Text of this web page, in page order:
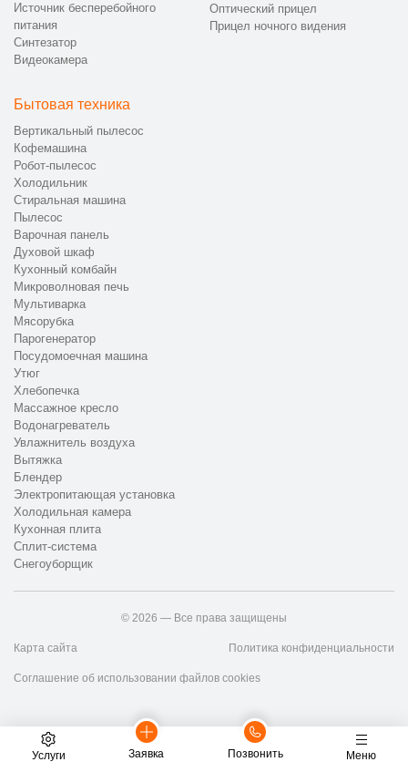
Услуги Заявка Позвонить Меню
Источник бесперебойного
питания
Синтезатор
Видеокамера
Оптический прицел
Прицел ночного видения
Бытовая техника
Вертикальный пылесос
Кофемашина
Робот-пылесос
Холодильник
Стиральная машина
Пылесос
Варочная панель
Духовой шкаф
Кухонный комбайн
Микроволновая печь
Мультиварка
Мясорубка
Парогенератор
Посудомоечная машина
Утюг
Хлебопечка
Массажное кресло
Водонагреватель
Увлажнитель воздуха
Вытяжка
Блендер
Электропитающая установка
Холодильная камера
Кухонная плита
Сплит-система
Снегоуборщик
© 2026 — Все права защищены
Карта сайта Политика конфиденциальности
Соглашение об использовании файлов cookies